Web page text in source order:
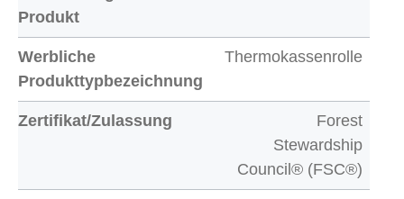
Produkt
Werbliche
Produkttypbezeichnung
Thermokassenrolle
Zertifikat/Zulassung
Forest
Stewardship
Council® (FSC®)